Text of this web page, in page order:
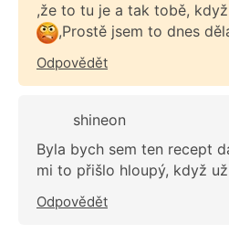
,že to tu je a tak tobě,
,Prostě jsem to dnes
Odpovědět
shineon
Byla bych sem ten recept
mi to přišlo hloupý, když
Odpovědět